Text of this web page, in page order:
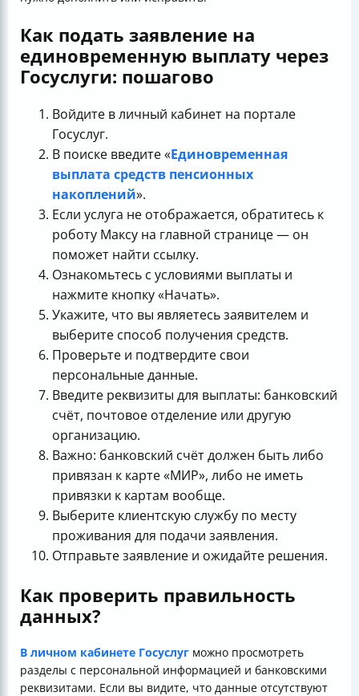
Как подать заявление на
единовременную выплату через
Госуслуги: пошагово
Войдите в личный кабинет на портале
Госуслуг.
В поиске введите «Единовременная
выплата средств пенсионных
накоплений».
Если услуга не отображается, обратитесь к
роботу Максу на главной странице — он
поможет найти ссылку.
Ознакомьтесь с условиями выплаты и
нажмите кнопку «Начать».
Укажите, что вы являетесь заявителем и
выберите способ получения средств.
Проверьте и подтвердите свои
персональные данные.
Введите реквизиты для выплаты: банковский
счёт, почтовое отделение или другую
организацию.
Важно: банковский счёт должен быть либо
привязан к карте «МИР», либо не иметь
привязки к картам вообще.
Выберите клиентскую службу по месту
проживания для подачи заявления.
Отправьте заявление и ожидайте решения.
Как проверить правильность
данных?
В личном кабинете Госуслуг можно просмотреть
разделы с персональной информацией и банковскими
реквизитами. Если вы видите, что данные отсутствуют